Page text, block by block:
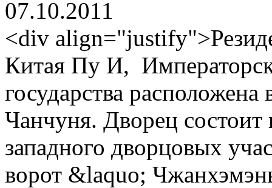
07.10.2011
<div
Китая Пу И,
государства расположена
Чанчуня. Дворец состоит
западного дворцовых
ворот &laquo;